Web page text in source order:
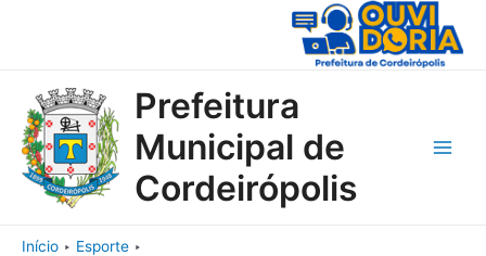
Prefeitura
Municipal de
Cordeirópolis
Início
Esporte